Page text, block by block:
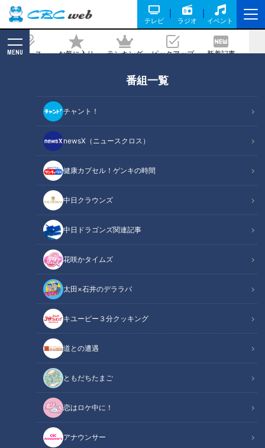
テレビ ラジオ イベント
ニュース お気に入り ランキング ピックアップ 新着記事
MENU
番組一覧
チャント！
newsX（ニュースクロス）
健康カプセル！ゲンキの時間
中日クラウンズ
中日ドラゴンズ関連記事
花咲かタイムズ
太田×石井のデララバ
キユーピー３分クッキング
道との遭遇
ともだちたまご
恋はロケ中に！
アナウンサー
回！鶴瓶「何しても全然驚かん人だな
ぁ」
2024/10/11 20:00
鶴瓶のスジナシ
「鶴瓶のスジナシ」動画
【2010年1月26日放送】
今回のゲストは自然体の演技が魅力な森本レオさん。長年芝居
をしてきたが、即興ドラマは今回が初めてだという。しかし元
来台詞覚えが悪いので、普段の芝居もキャラクターを創りなが
ら、台詞を微妙に変化させながら演じていているという。果た